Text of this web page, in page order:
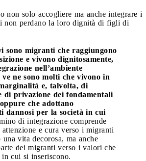
non solo accogliere ma anche integrare i
non perdano la loro dignità di figli di
sono migranti che raggiungono
e vivono dignitosamente,
nell’ambiente
ve ne sono molti che vivono in
e, talvolta, di
di privazione dei fondamentali
che adottano
dannosi per la società in cui
di integrazione comprende
e cura verso i migranti
una vita decorosa, ma anche
dei migranti verso i valori che
cui si inseriscono.